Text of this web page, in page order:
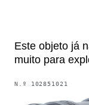
Este objeto já
muito para
N.º 102851021